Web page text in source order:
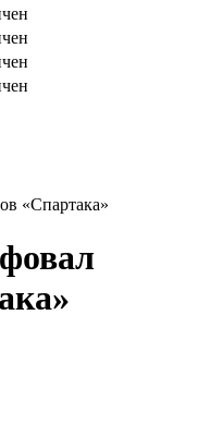
«Спартака»